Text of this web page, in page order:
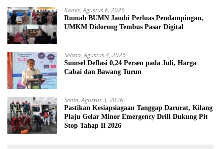
Kamis, Agustus 6, 2026
Rumah BUMN Jambi Perluas Pendampingan,
UMKM Didorong Tembus Pasar Digital
Selasa, Agustus 4, 2026
Sumsel Deflasi 0,24 Persen pada Juli, Harga
Cabai dan Bawang Turun
Senin, Agustus 3, 2026
Pastikan Kesiapsiagaan Tanggap Darurat, Kilang
Plaju Gelar Minor Emergency Drill Dukung Pit
Stop Tahap II 2026